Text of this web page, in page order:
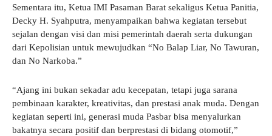
Sementara itu, Ketua IMI Pasaman Barat sekaligus Ketua Panitia,
Decky H. Syahputra, menyampaikan bahwa kegiatan tersebut
sejalan dengan visi dan misi pemerintah daerah serta dukungan
dari Kepolisian untuk mewujudkan “No Balap Liar, No Tawuran,
dan No Narkoba.”
“Ajang ini bukan sekadar adu kecepatan, tetapi juga sarana
pembinaan karakter, kreativitas, dan prestasi anak muda. Dengan
kegiatan seperti ini, generasi muda Pasbar bisa menyalurkan
bakatnya secara positif dan berprestasi di bidang otomotif,”